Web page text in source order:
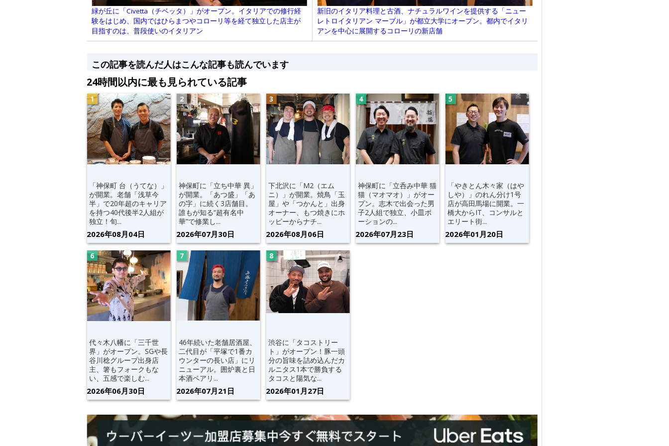
緑が丘に「Civetta（チベッタ）」がオープン。イタリアでの修行経
験をはじめ、国内ではひらまつやコローリ等を経て独立した店主が
目指すのは、普段使いのイタリアン
新旧のイタリア料理と古酒、ナチュラルワインを提供する「ニュー
レトロイタリアン マーブル」が都立大学にオープン。都内でイタリ
アンを中心に展開するコローリの新店舗
この記事を読んだ人はこんな記事も読んでいます
24時間以内に最も見られている記事
「神保町 台（うてな）」
が開業。老舗「浅草今
半」で20年超のキャリア
を持つ40代後半2人組が
独立！旬...
2026年08月04日
神保町に「立ち中華 異」
が開業。「あつ盛」「あ
の字」に続く3店舗目。
誰もが知る“超有名中
華”で修業し...
2026年07月30日
下北沢に「M2（エム
ニ）」が開業。焼鳥「玉
屋」や「つかんと」出身
オーナー、もつ焼きにホ
ッピーからナチ...
2026年08月06日
神保町に「立呑み中華 猫
猫（マオマオ）」がオー
プン。志木で出会った男
子2人組で独立、小皿ポ
ーションの...
2026年07月23日
「やきとん木々家（はや
しや）」のれん分け1号
店が高田馬場に開業。一
橋大からIT、コンサルと
エリート街...
2026年01月20日
代々木八幡に「三千世
界」がオープン。SGや長
谷川稔グループ出身店
主、箸もフォークもな
い、五感で楽しむ...
2026年06月30日
46年続いた老舗居酒屋、
二代目が「平塚で1番カ
ウンターの長い店」にリ
ニューアル。囲炉裏と日
本酒ペアリ...
2026年07月21日
渋谷に「タコストリー
ト」がオープン！豚一頭
分の旨味を詰め込んだカ
ルニタス1本で勝負する
タコスと陽気な...
2026年01月27日